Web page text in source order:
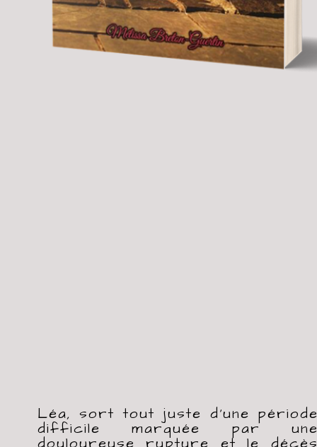
Léa, sort tout juste d'une
difficile marquée par